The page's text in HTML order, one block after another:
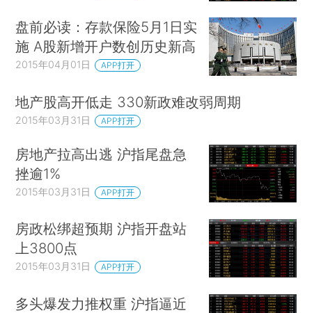
盘前必读：存款保险5月1日实
施 A股新增开户数创历史新高
2015年04月01日 APP打开
地产股高开低走 330新政难改弱周期
2015年03月31日 APP打开
房地产拉高出逃 沪指尾盘急
挫逾1%
2015年03月31日 APP打开
房政松绑超预期 沪指开盘站
上3800点
2015年03月31日 APP打开
多头爆发力推权重 沪指逼近